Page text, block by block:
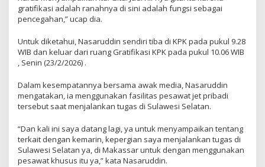
gratifikasi adalah ranahnya di sini adalah fungsi sebagai
pencegahan,” ucap dia.
Untuk diketahui, Nasaruddin sendiri tiba di KPK pada pukul 9.28
WIB dan keluar dari ruang Gratifikasi KPK pada pukul 10.06 WIB
, Senin (23/2/2026) .
Dalam kesempatannya bersama awak media, Nasaruddin
mengatakan, ia menggunakan fasilitas pesawat jet pribadi
tersebut saat menjalankan tugas di Sulawesi Selatan.
“Dan kali ini saya datang lagi, ya untuk menyampaikan tentang
terkait dengan kemarin, kepergian saya menjalankan tugas di
Sulawesi Selatan ya, di Makassar untuk dengan menggunakan
pesawat khusus itu ya,” kata Nasaruddin.